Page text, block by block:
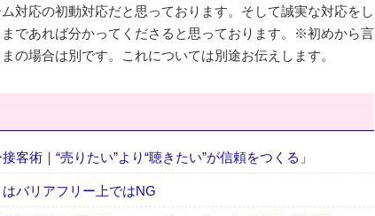
対応の初動対応だと思っております。そして誠実な対応をし
であれば分かってくださると思っております。※初めから言
の場合は別です。これについては別途お伝えします。
客術｜“売りたい”より“聴きたい”が信頼をつくる」
バリアフリー上ではNG